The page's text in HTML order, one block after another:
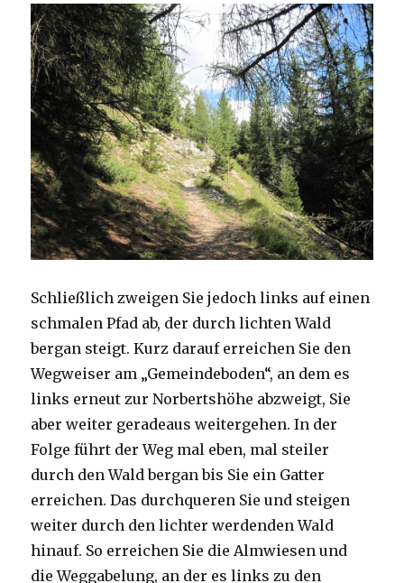
Schließlich zweigen Sie jedoch links auf einen
schmalen Pfad ab, der durch lichten Wald
bergan steigt. Kurz darauf erreichen Sie den
Wegweiser am „Gemeindeboden“, an dem es
links erneut zur Norbertshöhe abzweigt, Sie
aber weiter geradeaus weitergehen. In der
Folge führt der Weg mal eben, mal steiler
durch den Wald bergan bis Sie ein Gatter
erreichen. Das durchqueren Sie und steigen
weiter durch den lichter werdenden Wald
hinauf. So erreichen Sie die Almwiesen und
die Weggabelung, an der es links zu den